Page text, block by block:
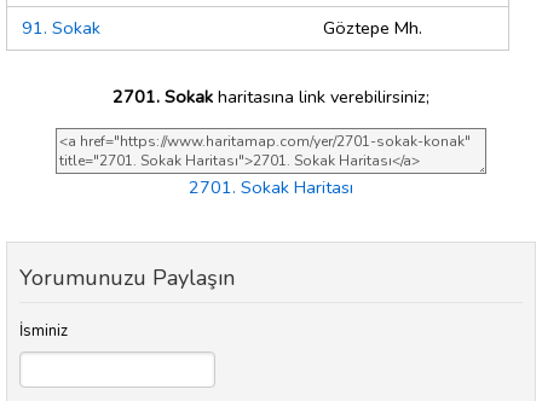
91. Sokak
Göztepe Mh.
2701. Sokak haritasına link verebilirsiniz;
2701. Sokak Haritası
Yorumunuzu Paylaşın
İsminiz